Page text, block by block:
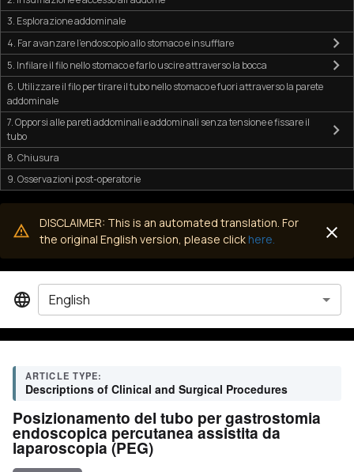
3. Esplorazione addominale
4. Far avanzare l'endoscopio allo stomaco e insufflare
5. Infilare il filo nello stomaco e farlo uscire attraverso la bocca
6. Utilizzare il filo per tirare il tubo nello stomaco e fuori attraverso la parete
addominale
7. Opporsi alle pareti addominali e addominali senza tensione e fissare il
tubo
8. Chiusura
9. Osservazioni post-operatorie
DISCLAIMER: This is an automated translation. For
the original English version, please click here.
ARTICLE TYPE:
Descriptions of Clinical and Surgical Procedures
Posizionamento del tubo per gastrostomia
endoscopica percutanea assistita da
laparoscopia (PEG)
English